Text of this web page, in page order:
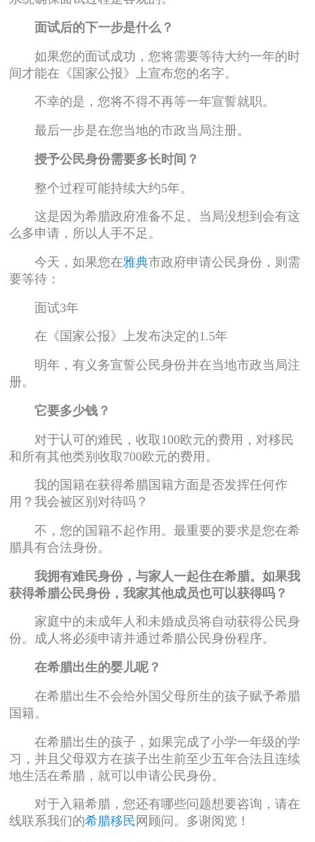
面试后的下一步是什么？
如果您的面试成功，您将需要等待大约一年的时
间才能在《国家公报》上宣布您的名字。
不幸的是，您将不得不再等一年宣誓就职。
最后一步是在您当地的市政当局注册。
授予公民身份需要多长时间？
整个过程可能持续大约5年。
这是因为希腊政府准备不足。当局没想到会有这
么多申请，所以人手不足。
今天，如果您在雅典市政府申请公民身份，则需
要等待：
面试3年
在《国家公报》上发布决定的1.5年
明年，有义务宣誓公民身份并在当地市政当局注
册。
它要多少钱？
对于认可的难民，收取100欧元的费用，对移民
和所有其他类别收取700欧元的费用。
我的国籍在获得希腊国籍方面是否发挥任何作
用？我会被区别对待吗？
不，您的国籍不起作用。最重要的要求是您在希
腊具有合法身份。
我拥有难民身份，与家人一起住在希腊。如果我
获得希腊公民身份，我家其他成员也可以获得吗？
家庭中的未成年人和未婚成员将自动获得公民身
份。成人将必须申请并通过希腊公民身份程序。
在希腊出生的婴儿呢？
在希腊出生不会给外国父母所生的孩子赋予希腊
国籍。
在希腊出生的孩子，如果完成了小学一年级的学
习，并且父母双方在孩子出生前至少五年合法且连续
地生活在希腊，就可以申请公民身份。
对于入籍希腊，您还有哪些问题想要咨询，请在
线联系我们的希腊移民 网顾问。多谢阅览！